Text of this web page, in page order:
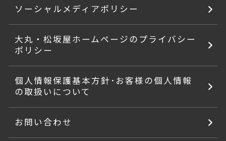
ソーシャルメディアポリシー
大丸・松坂屋ホームページのプライバシー
ポリシー
個人情報保護基本方針･お客様の個人情報
の取扱いについて
お問い合わせ